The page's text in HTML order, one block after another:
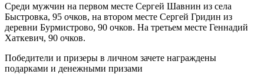
Среди мужчин на первом месте Сергей Шавнин из села
Быстровка, 95 очков, на втором месте Сергей Гридин из
деревни Бурмистрово, 90 очков. На третьем месте Геннадий
Хаткевич, 90 очков.
Победители и призеры в личном зачете награждены
подарками и денежными призами